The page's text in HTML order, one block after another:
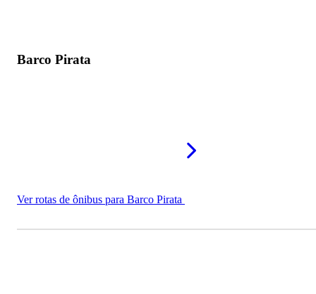
Barco Pirata
Ver rotas de ônibus para Barco Pirata